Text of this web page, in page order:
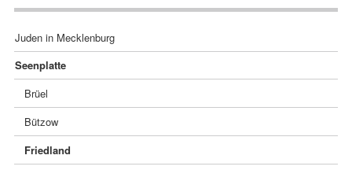
überspringen
Juden in Mecklenburg
Seenplatte
Brüel
Bützow
Friedland